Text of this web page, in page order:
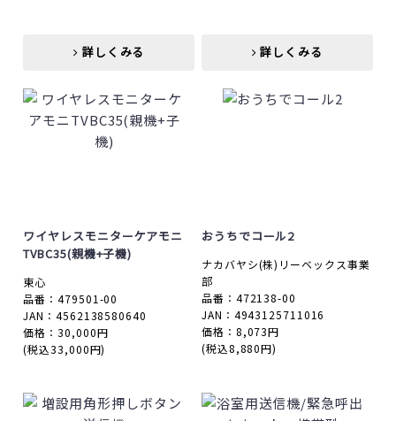
詳しくみる 詳しくみる
詳しくみる 詳しくみる
ワイヤレスモニターケアモニ
TVBC35(親機+子機)
東心
品番：479501-00
JAN：4562138580640
価格：30,000円
(税込33,000円)
おうちでコール2
ナカバヤシ(株)リーベックス事業
部
品番：472138-00
JAN：4943125711016
価格：8,073円
(税込8,880円)